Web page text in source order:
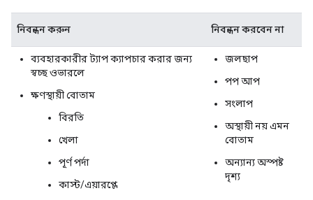
নিবন্ধন করুন নিবন্ধন করবেন না
ব্যবহারকারীর ট্যাপ ক্যাপচার করার জন্য
স্বচ্ছ ওভারলে
ক্ষণস্থায়ী বোতাম
বিরতি
খেলা
পূর্ণ পর্দা
কাস্ট/এয়ারপ্লে
জলছাপ
পপ আপ
সংলাপ
অস্থায়ী নয় এমন
বোতাম
অন্যান্য অস্পষ্ট
দৃশ্য